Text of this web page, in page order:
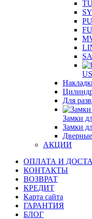
Для
Замки
Замки
АКЦИИ
ОПЛАТА И
КОНТАКТЫ
ВОЗВРАТ
КРЕДИТ
Карта сайта
ГАРАНТИЯ
БЛОГ